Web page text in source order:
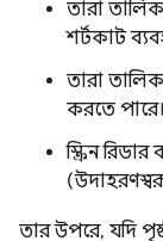
তারা
শর্টকাট
তারা
করতে পারে।
স্ক্রিন
তার উপরে, যদি